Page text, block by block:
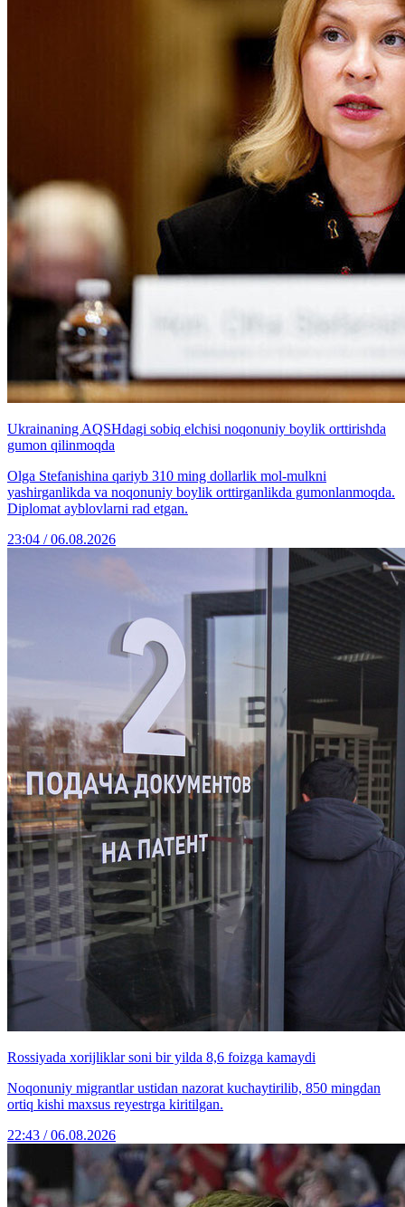
Ukrainaning AQSHdagi sobiq elchisi noqonuniy boylik orttirishda
gumon qilinmoqda
Olga Stefanishina qariyb 310 ming dollarlik mol-mulkni
yashirganlikda va noqonuniy boylik orttirganlikda gumonlanmoqda.
Diplomat ayblovlarni rad etgan.
23:04 / 06.08.2026
Rossiyada xorijliklar soni bir yilda 8,6 foizga kamaydi
Noqonuniy migrantlar ustidan nazorat kuchaytirilib, 850 mingdan
ortiq kishi maxsus reyestrga kiritilgan.
22:43 / 06.08.2026